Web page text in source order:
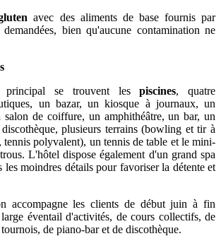
avec des aliments de base fournis par
bien qu'aucune contamination ne
principal se trouvent lespiscines, quatre
un bazar, un kiosque à journaux, un
salon de coiffure, un amphithéâtre, un bar, un
plusieurs terrains (bowling et tir à
polyvalent), un tennis de table et le mini-
L'hôtel dispose également d'un grand spa
les moindres détails pour favoriser la détente et
accompagne les clients de début juin à fin
éventail d'activités, de cours collectifs, de
de piano-bar et de discothèque.